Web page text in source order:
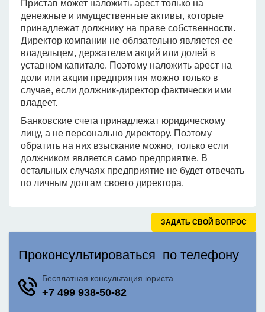
Пристав может наложить арест только на
денежные и имущественные активы, которые
принадлежат должнику на праве собственности.
Директор компании не обязательно является ее
владельцем, держателем акций или долей в
уставном капитале. Поэтому наложить арест на
доли или акции предприятия можно только в
случае, если должник-директор фактически ими
владеет.
Банковские счета принадлежат юридическому
лицу, а не персонально директору. Поэтому
обратить на них взыскание можно, только если
должником является само предприятие. В
остальных случаях предприятие не будет отвечать
по личным долгам своего директора.